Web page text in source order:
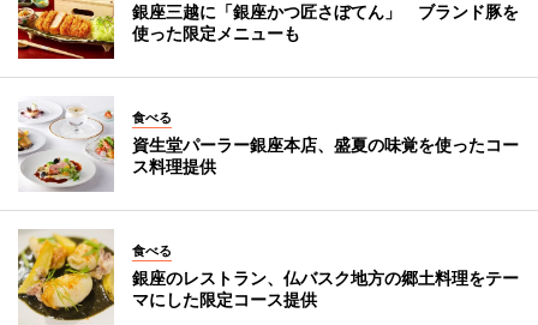
銀座三越に「銀座かつ匠さぼてん」 ブランド豚を
使った限定メニューも
食べる
資生堂パーラー銀座本店、盛夏の味覚を使ったコー
ス料理提供
食べる
銀座のレストラン、仏バスク地方の郷土料理をテー
マにした限定コース提供